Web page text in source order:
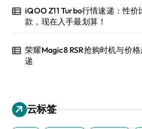
iQOO Z11 Turbo行情速递：性价
款，现在入手最划算！
荣耀Magic8 RSR抢购时机与价
递
云标签